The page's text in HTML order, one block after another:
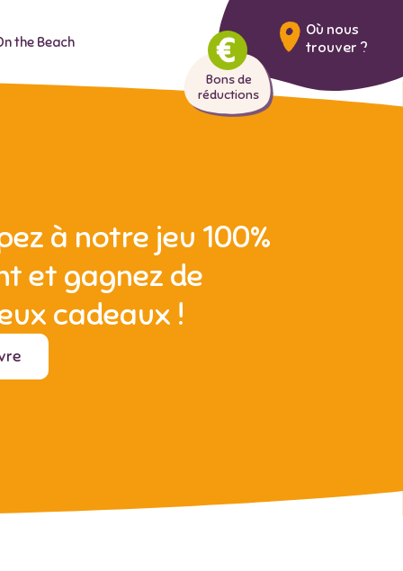
the Beach
Bons de
réductions
Où nous
trouver ?
à notre jeu 100%
et gagnez de
cadeaux !